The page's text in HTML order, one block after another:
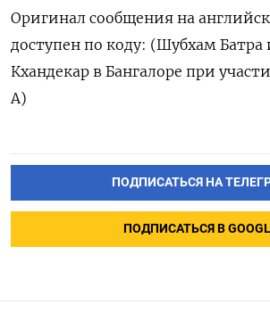
Оригинал сообщения на
доступен по коду: (Шубхам Батра
Кхандекар в Бангалоре при
А)
ПОДПИСАТЬСЯ НА
ПОДПИСАТЬСЯ В